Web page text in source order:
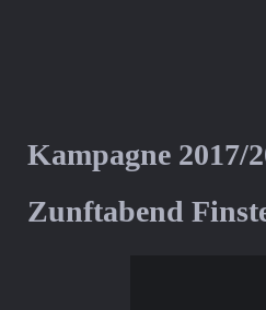
Kampagne 2017/
Zunftabend